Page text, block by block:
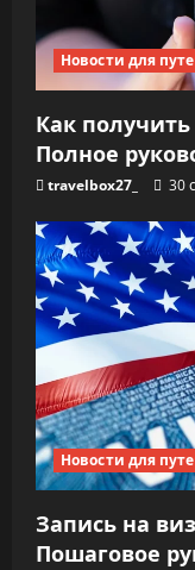
Новости для
Как
Полное
travelbox27_ 30
Новости для
Запись на
Пошаговое